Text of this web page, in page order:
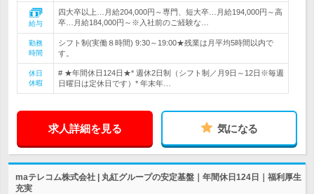
給与
四大卒以上…月給204,000円～専門、短大卒…月給194,000円～高
卒…月給184,000円～※入社前のご経験な…
勤務
時間
シフト制(実働８時間) 9:30～19:00★残業は月平均5時間以内で
す。
休日
休暇
# ★年間休日124日★* 週休2日制（シフト制／月9日～12日※毎週
日曜日は定休日です）* 年末年…
求人詳細を見る 気になる
maテレコム株式会社 | 丸紅グループの安定基盤｜年間休日124日｜福利厚生
充実